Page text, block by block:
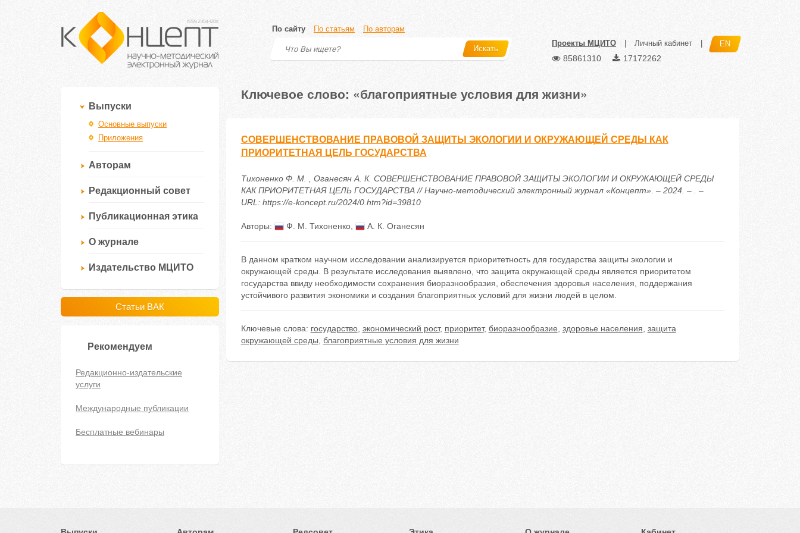
По сайту По статьям По авторам
Искать
Проекты МЦИТО Личный кабинет EN
85861310 17172262
Выпуски
Основные выпуски
Приложения
Авторам
Редакционный совет
Публикационная этика
О журнале
Издательство МЦИТО
Статьи ВАК
Рекомендуем
Редакционно-издательские
услуги
Международные публикации
Бесплатные вебинары
Ключевое слово: «благоприятные условия для жизни»
СОВЕРШЕНСТВОВАНИЕ ПРАВОВОЙ ЗАЩИТЫ ЭКОЛОГИИ И ОКРУЖАЮЩЕЙ СРЕДЫ КАК
ПРИОРИТЕТНАЯ ЦЕЛЬ ГОСУДАРСТВА
Тихоненко Ф. М. , Оганесян А. К. СОВЕРШЕНСТВОВАНИЕ ПРАВОВОЙ ЗАЩИТЫ ЭКОЛОГИИ И ОКРУЖАЮЩЕЙ СРЕДЫ
КАК ПРИОРИТЕТНАЯ ЦЕЛЬ ГОСУДАРСТВА // Научно-методический электронный журнал «Концепт». – 2024. – . –
URL: https://e-koncept.ru/2024/0.htm?id=39810
Авторы: Ф. М. Тихоненко, А. К. Оганесян
В данном кратком научном исследовании анализируется приоритетность для государства защиты экологии и
окружающей среды. В результате исследования выявлено, что защита окружающей среды является приоритетом
государства ввиду необходимости сохранения биоразнообразия, обеспечения здоровья населения, поддержания
устойчивого развития экономики и создания благоприятных условий для жизни людей в целом.
Ключевые слова: государство, экономический рост, приоритет, биоразнообразие здоровье населения защита
окружающей среды благоприятные условия для жизни